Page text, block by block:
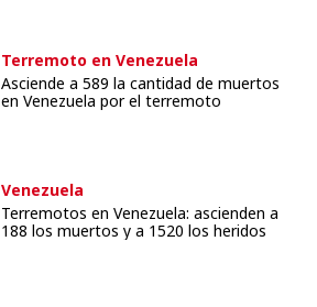
Terremoto en Venezuela
Asciende a 589 la cantidad de muertos
en Venezuela por el terremoto
Venezuela
Terremotos en Venezuela: ascienden a
188 los muertos y a 1520 los heridos